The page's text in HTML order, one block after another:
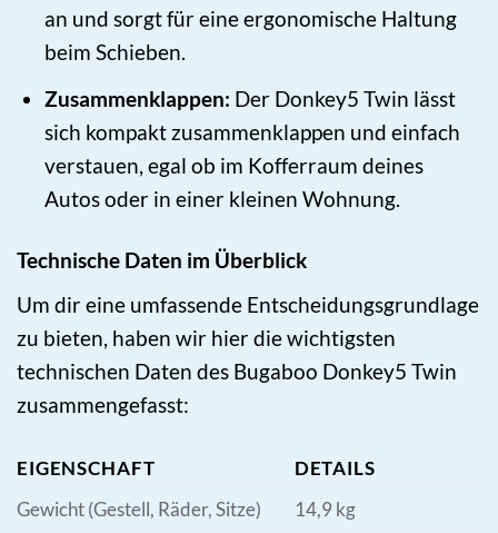
an und sorgt für eine ergonomische Haltung
beim Schieben.
Zusammenklappen: Der Donkey5 Twin lässt
sich kompakt zusammenklappen und einfach
verstauen, egal ob im Kofferraum deines
Autos oder in einer kleinen Wohnung.
Technische Daten im Überblick
Um dir eine umfassende Entscheidungsgrundlage
zu bieten, haben wir hier die wichtigsten
technischen Daten des Bugaboo Donkey5 Twin
zusammengefasst:
EIGENSCHAFT
DETAILS
Gewicht (Gestell, Räder, Sitze)
14,9 kg